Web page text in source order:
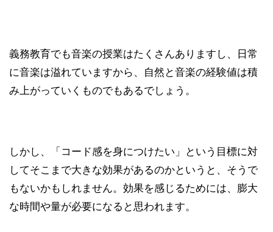
義務教育でも音楽の授業はたくさんありますし、日常
に音楽は溢れていますから、自然と音楽の経験値は積
み上がっていくものでもあるでしょう。
しかし、「コード感を身につけたい」という目標に対
してそこまで大きな効果があるのかというと、そうで
もないかもしれません。効果を感じるためには、膨大
な時間や量が必要になると思われます。